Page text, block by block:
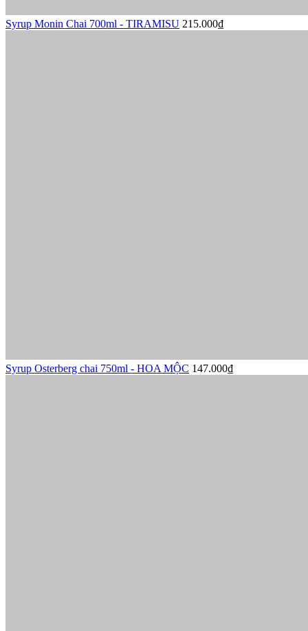
Syrup Monin Chai 700ml - TIRAMISU 215.000₫
Syrup Osterberg chai 750ml - HOA MỘC 147.000₫